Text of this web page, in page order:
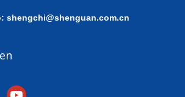
shengchi@shenguan.com.cn